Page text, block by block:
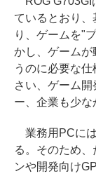
ているとおり、
り、ゲームを"
かし、ゲームが
うのに必要な
さい、ゲーム
ー、企業も少な
業務用PCに
る。そのため
ンや開発向け